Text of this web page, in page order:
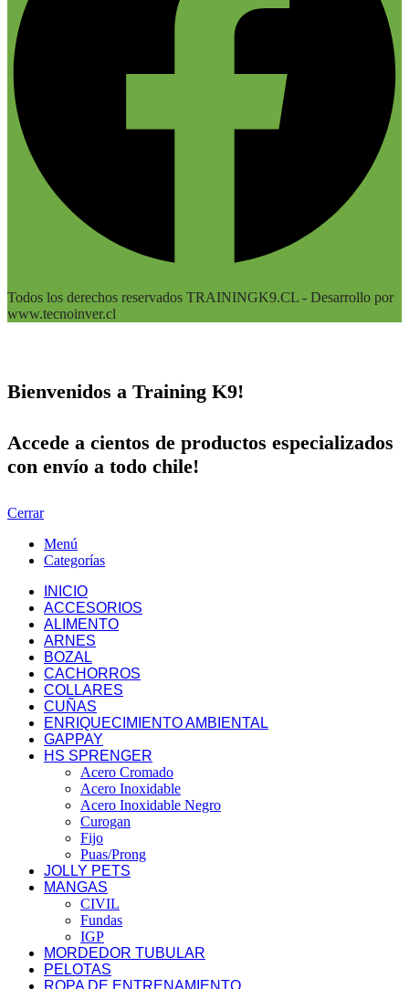
Todos los derechos reservados TRAININGK9.CL - Desarrollo por
www.tecnoinver.cl
Bienvenidos a Training K9!
Accede a cientos de productos especializados
con envío a todo chile!
Cerrar
Menú
Categorías
INICIO
ACCESORIOS
ALIMENTO
ARNES
BOZAL
CACHORROS
COLLARES
CUÑAS
ENRIQUECIMIENTO AMBIENTAL
GAPPAY
HS SPRENGER
Acero Cromado
Acero Inoxidable
Acero Inoxidable Negro
Curogan
Fijo
Puas/Prong
JOLLY PETS
MANGAS
CIVIL
Fundas
IGP
MORDEDOR TUBULAR
PELOTAS
ROPA DE ENTRENAMIENTO